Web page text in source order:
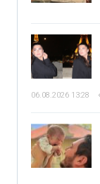
06.08.2026 13:28